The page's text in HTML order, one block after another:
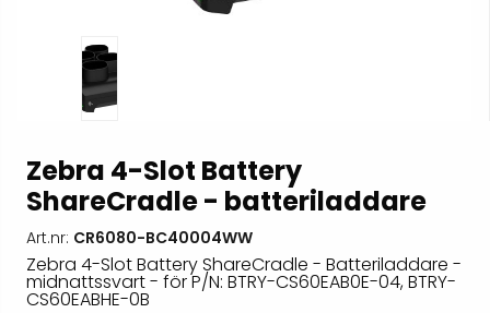
Zebra 4-Slot Battery
ShareCradle - batteriladdare
Art.nr: CR6080-BC40004WW
Zebra 4-Slot Battery ShareCradle - Batteriladdare -
midnattssvart - för P/N: BTRY-CS60EAB0E-04, BTRY-
CS60EABHE-0B